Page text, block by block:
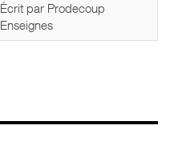
Écrit par Prodecoup
Enseignes